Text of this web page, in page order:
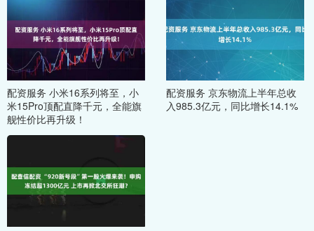
配资服务 小米16系列将至，小
米15Pro顶配直降千元，全能旗
舰性价比再升级！
配资服务 京东物流上半年总收
入985.3亿元，同比增长14.1%